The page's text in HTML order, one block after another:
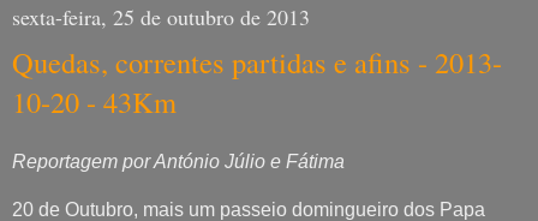
sexta-feira, 25 de outubro de 2013
Quedas, correntes partidas e afins - 2013-
10-20 - 43Km
Reportagem por António Júlio e Fátima
20 de Outubro, mais um passeio domingueiro dos Papa